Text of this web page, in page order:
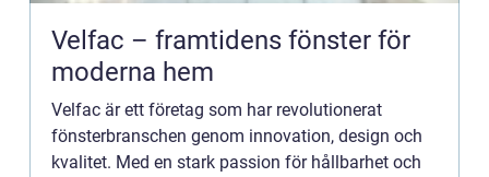
Velfac – framtidens fönster för
moderna hem
Velfac är ett företag som har revolutionerat
fönsterbranschen genom innovation, design och
kvalitet. Med en stark passion för hållbarhet och